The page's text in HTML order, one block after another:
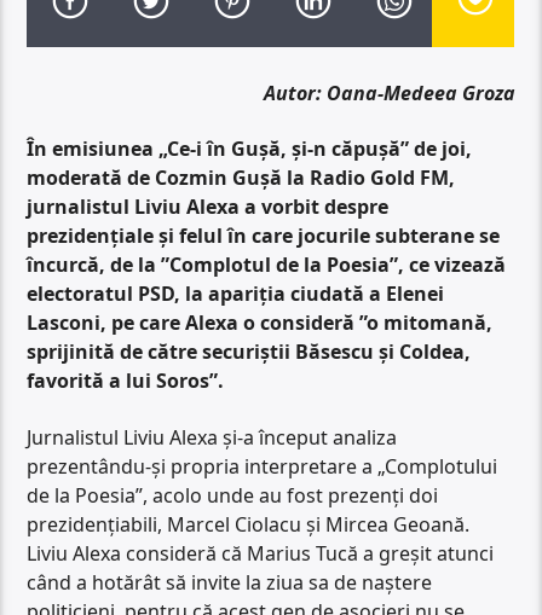
Autor: Oana-Medeea Groza
În emisiunea „Ce-i în Gușă, și-n căpușă” de joi,
moderată de Cozmin Gușă la Radio Gold FM,
jurnalistul Liviu Alexa a vorbit despre
prezidențiale și felul în care jocurile subterane se
încurcă, de la ”Complotul de la Poesia”, ce vizează
electoratul PSD, la apariția ciudată a Elenei
Lasconi, pe care Alexa o consideră ”o mitomană,
sprijinită de către securiștii Băsescu și Coldea,
favorită a lui Soros”.
Jurnalistul Liviu Alexa și-a început analiza
prezentându-și propria interpretare a „Complotului
de la Poesia”, acolo unde au fost prezenți doi
prezidențiabili, Marcel Ciolacu și Mircea Geoană.
Liviu Alexa consideră că Marius Tucă a greșit atunci
când a hotărât să invite la ziua sa de naștere